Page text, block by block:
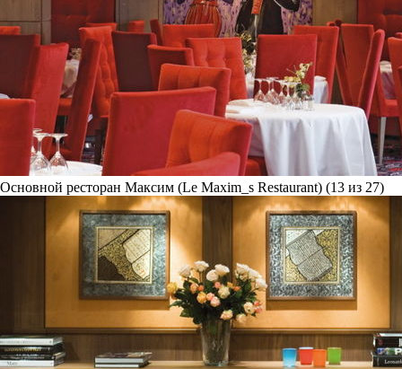
Основной ресторан Максим (Le Maxim_s Restaurant) (13 из 27)